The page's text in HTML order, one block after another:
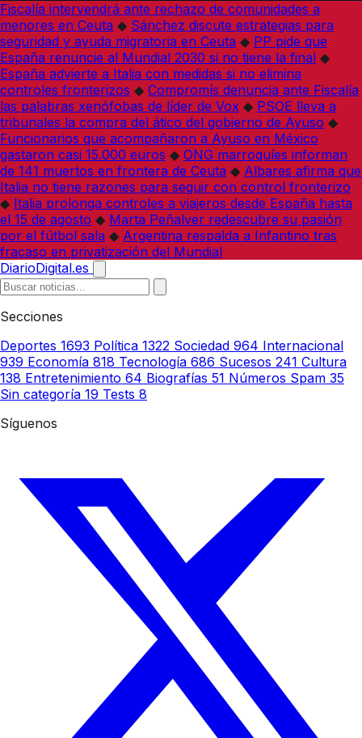
Fiscalía intervendrá ante rechazo de comunidades a
menores en Ceuta ◆ Sánchez discute estrategias para
seguridad y ayuda migratoria en Ceuta ◆ PP pide que
España renuncie al Mundial 2030 si no tiene la final ◆
España advierte a Italia con medidas si no elimina
controles fronterizos ◆ Compromís denuncia ante Fiscalía
las palabras xenófobas de líder de Vox ◆ PSOE lleva a
tribunales la compra del ático del gobierno de Ayuso ◆
Funcionarios que acompañaron a Ayuso en México
gastaron casi 15.000 euros ◆ ONG marroquíes informan
de 141 muertos en frontera de Ceuta ◆ Albares afirma que
Italia no tiene razones para seguir con control fronterizo
◆ Italia prolonga controles a viajeros desde España hasta
el 15 de agosto ◆ Marta Peñalver redescubre su pasión
por el fútbol sala ◆ Argentina respalda a Infantino tras
fracaso en privatización del Mundial
DiarioDigital.es
Secciones
Deportes 1693 Política 1322 Sociedad 964 Internacional
939 Economía 818 Tecnología 686 Sucesos 241 Cultura
138 Entretenimiento 64 Biografías 51 Números Spam 35
Sin categoría 19 Tests 8
Síguenos